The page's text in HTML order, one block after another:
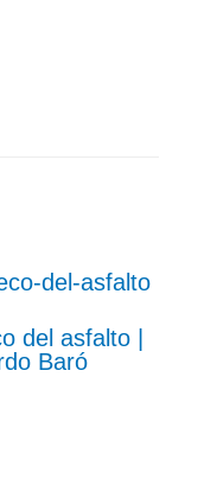
del asfalto |
Baró